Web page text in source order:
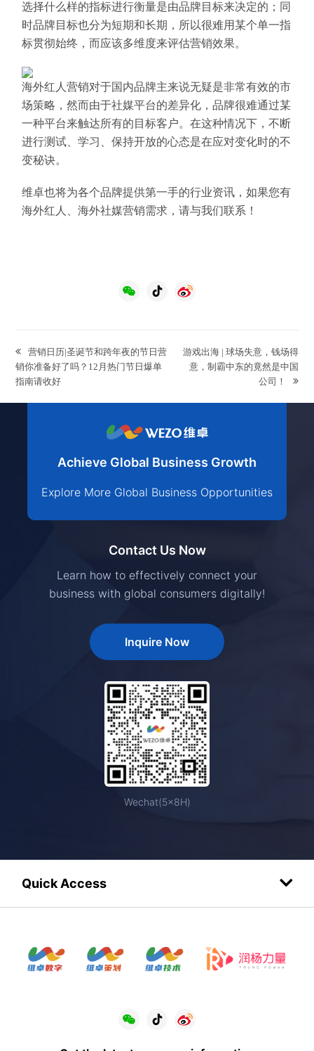
选择什么样的指标进行衡量是由品牌目标来决定的；同
时品牌目标也分为短期和长期，所以很难用某个单一指
标贯彻始终，而应该多维度来评估营销效果。
海外红人营销对于国内品牌主来说无疑是非常有效的市
场策略，然而由于社媒平台的差异化，品牌很难通过某
一种平台来触达所有的目标客户。在这种情况下，不断
进行测试、学习、保持开放的心态是在应对变化时的不
变秘诀。
维卓也将为各个品牌提供第一手的行业资讯，如果您有
海外红人、海外社媒营销需求，请与我们联系！
previous
post:
营销日历|圣诞节和跨年夜的节日营
销你准备好了吗？12月热门节日爆单
指南请收好
next
post:
游戏出海 | 球场失意，钱场得
意，制霸中东的竟然是中国
公司！
Achieve Global Business Growth
Explore More Global Business Opportunities
Contact Us Now
Learn how to effectively connect your
business with global consumers digitally!
Inquire Now
Wechat(5×8H)
Quick Access